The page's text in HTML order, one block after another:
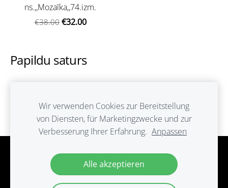
Papildu saturs
nav, tad šo bloku var noslēpt, nospiežot uz
ikoniņas augšējā stūrī.
ns.,,Mozaīka,,74.izm.
€38.00 €32.00
Cookies
Wir verwenden Cookies zur Bereitstellung
von Diensten, für Marketingzwecke und zur
Verbesserung Ihrer Erfahrung. Anpassen
Alle akzeptieren